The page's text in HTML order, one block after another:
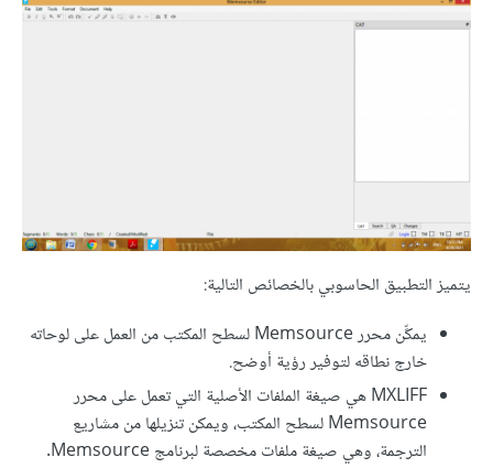
يتميز التطبيق الحاسوبي بالخصائص التالية:
يمكِّن محرر Memsource لسطح المكتب من العمل على لوحاته
خارج نطاقه لتوفير رؤية أوضح.
MXLIFF هي صيغة الملفات الأصلية التي تعمل على محرر
Memsource لسطح المكتب، ويمكن تنزيلها من مشاريع
الترجمة، وهي صيغة ملفات مخصصة لبرنامج Memsource.